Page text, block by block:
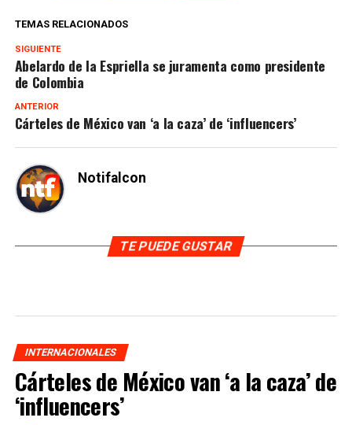
TEMAS RELACIONADOS
SIGUIENTE
Abelardo de la Espriella se juramenta como presidente
de Colombia
ANTERIOR
Cárteles de México van ‘a la caza’ de ‘influencers’
Notifalcon
TE PUEDE GUSTAR
INTERNACIONALES
Cárteles de México van ‘a la caza’ de
‘influencers’